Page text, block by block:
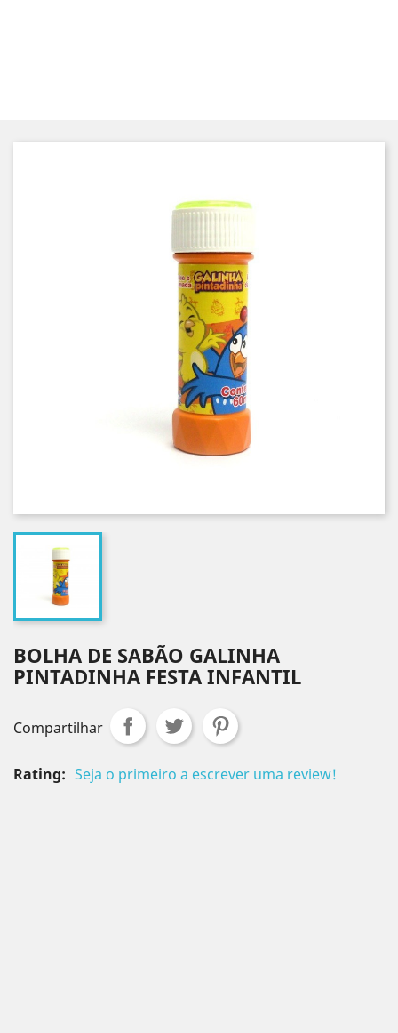
BOLHA DE SABÃO GALINHA
PINTADINHA FESTA INFANTIL
Compartilhar
Rating: Seja o primeiro a escrever uma review!